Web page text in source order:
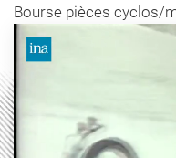
Bourse pièces cyclos/